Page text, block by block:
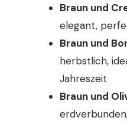
Braun und
elegant,
Braun und
herbstlich,
Jahreszeit
Braun und